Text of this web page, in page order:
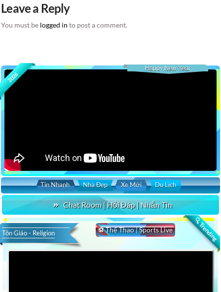
Leave a Reply
You must be logged in to post a comment.
2026
Happy New Year
Tin Nhanh Nhà Đẹp Xe Mới Du Lịch
Chat Room | Hỏi Đáp | Nhắn Tin
🔍 Trending
⚽ Thể Thao | Sports Live
Tôn Giáo - Religion